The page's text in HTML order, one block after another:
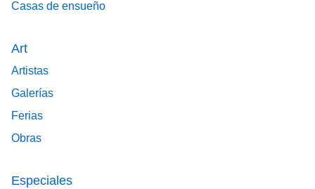
Casas de ensueño
Art
Artistas
Galerías
Ferias
Obras
Especiales